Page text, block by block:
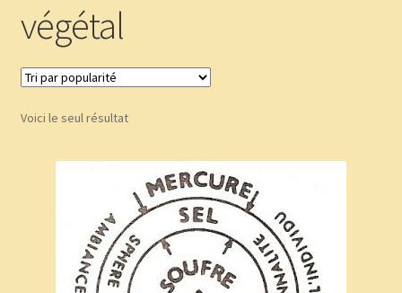
Méditations Labyrinthiques guidées
Mon Compte
page test diaporama
Témoignages
végétal
Voici le seul résultat